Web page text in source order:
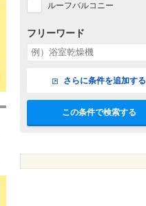
ルーフバルコニー
フリーワード
さらに条件を追加する
この条件で検索する